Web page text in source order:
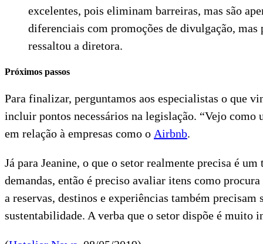
excelentes, pois eliminam barreiras, mas são
diferenciais com promoções de divulgação, mas
ressaltou a diretora.
Próximos passos
Para finalizar, perguntamos aos especialistas o que
incluir pontos necessários na legislação. “Vejo como
em relação à empresas como o Airbnb.
Já para Jeanine, o que o setor realmente precisa é
demandas, então é preciso avaliar itens como
a reservas, destinos e experiências também
sustentabilidade. A verba que o setor dispõe é